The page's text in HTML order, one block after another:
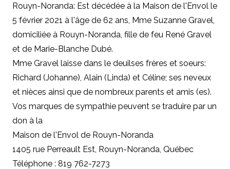
Rouyn-Noranda: Est décédée à la Maison de l'Envol le
5 février 2021 à l'âge de 62 ans, Mme Suzanne Gravel,
domiciliée à Rouyn-Noranda, fille de feu René Gravel
et de Marie-Blanche Dubé.
Mme Gravel laisse dans le deuilses frères et soeurs:
Richard (Johanne), Alain (Linda) et Céline; ses neveux
et nièces ainsi que de nombreux parents et amis (es).
Vos marques de sympathie peuvent se traduire par un
don à la
Maison de l'Envol de Rouyn-Noranda
1405 rue Perreault Est, Rouyn-Noranda, Québec
Téléphone : 819 762-7273